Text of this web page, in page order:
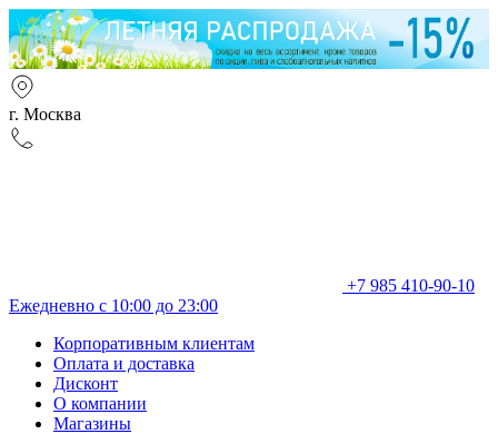
г. Москва
+7 985 410-90-10
Ежедневно с 10:00 до 23:00
Корпоративным клиентам
Оплата и доставка
Дисконт
О компании
Магазины